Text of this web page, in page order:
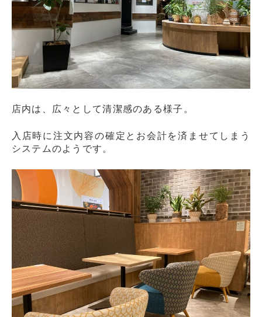
店内は、広々として清潔感のある様子。
入店時に注文内容の確定とお会計を済ませてしまう
システムのようです。